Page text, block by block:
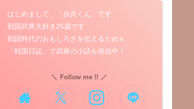
はじめまして、「歩兵くん」です
戦国武将大好き25歳です
戦国時代のおもしろさを伝えるため⚔️
「戦国日誌」で武将の小話を発信中！
Follow me !!